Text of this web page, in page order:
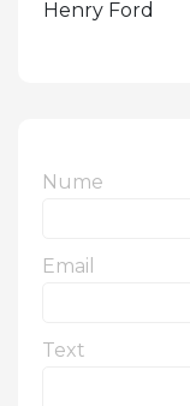
Henry Ford
Nume
Email
Text